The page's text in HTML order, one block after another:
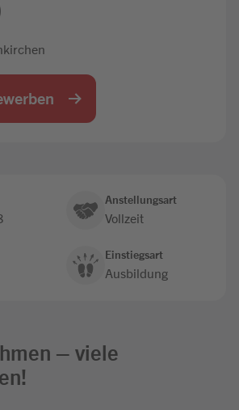
Anstellungsart
Vollzeit
Einstiegsart
Ausbildung
– viele